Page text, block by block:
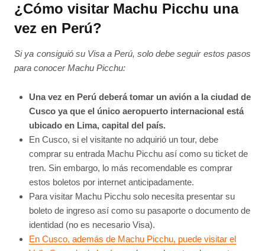
¿Cómo visitar Machu Picchu una
vez en Perú?
Si ya consiguió su Visa a Perú, solo debe seguir estos pasos
para conocer Machu Picchu:
Una vez en Perú deberá tomar un avión a la ciudad de
Cusco ya que el único aeropuerto internacional está
ubicado en Lima, capital del país.
En Cusco, si el visitante no adquirió un tour, debe
comprar su entrada Machu Picchu así como su ticket de
tren. Sin embargo, lo más recomendable es comprar
estos boletos por internet anticipadamente.
Para visitar Machu Picchu solo necesita presentar su
boleto de ingreso así como su pasaporte o documento de
identidad (no es necesario Visa).
En Cusco, además de Machu Picchu, puede visitar el